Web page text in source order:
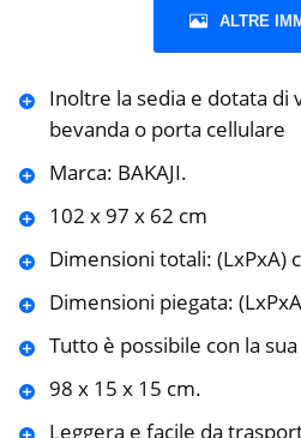
ALTRE
Inoltre la sedia e dotata di
bevanda o porta cellulare
Marca: BAKAJI.
102 x 97 x 62 cm
Dimensioni totali: (LxPxA)
Dimensioni piegata:
Tutto è possibile con la sua
98 x 15 x 15 cm.
Leggera e facile da